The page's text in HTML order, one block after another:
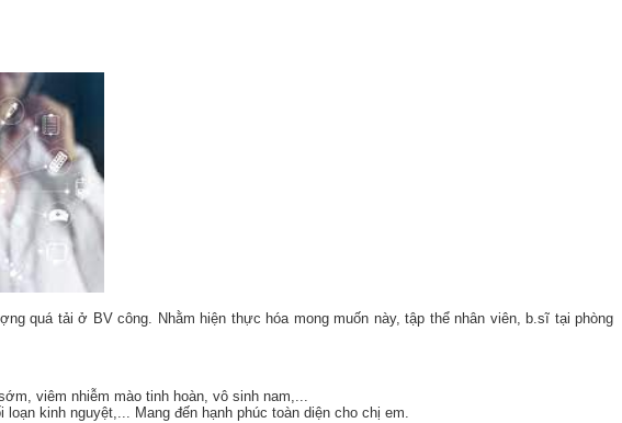
quá tải ở BV công. Nhằm hiện thực hóa mong muốn này, tập thể nhân viên, b.sĩ tại phòng
viêm nhiễm mào tinh hoàn, vô sinh nam,...
kinh nguyệt,... Mang đến hạnh phúc toàn diện cho chị em.